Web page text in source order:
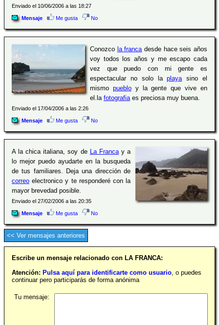
Enviado el 10/06/2006 a las 18:27
Mensaje Me gusta No
Conozco la francadesde hace seis años
voy todos los años y me escapo cada
vez que puedo con mi gente es
espectacular no solo laplayasino el
mismo puebloy la gente que vive en
el.la fotografiaes preciosa muy buena.
Enviado el 17/04/2006 a las 2:26
Mensaje Me gusta No
A la chica italiana, soy de La Francay a
lo mejor puedo ayudarte en la busqueda
de tus familiares. Deja una dirección de
correo electronico y te responderé con la
mayor brevedad posible.
Enviado el 27/02/2006 a las 20:35
Mensaje Me gusta No
<< Ver mensajes anteriores
Escribe un mensaje relacionado con LA FRANCA:
Atención: Pulsa aquí para identificarte como usuario, o puedes
continuar pero participarás de forma anónima
Tu mensaje: